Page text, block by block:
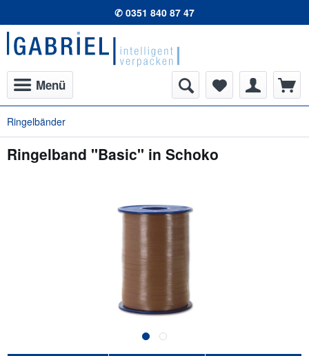
✆ 0351 840 87 47
Menü
Ringelbänder
Ringelband "Basic" in Schoko